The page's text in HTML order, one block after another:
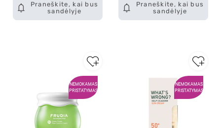
Praneškite, kai bus
sandėlyje
Praneškite, kai bus
sandėlyje
NEMOKAMAS
PRISTATYMAS
NEMOKAMAS
PRISTATYMAS